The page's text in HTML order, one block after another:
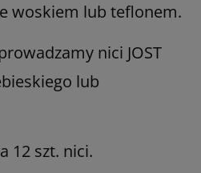
woskiem lub teflonem.
nici JOST
lub
12 szt. nici.